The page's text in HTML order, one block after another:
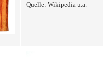
Quelle: Wikipedia u.a.